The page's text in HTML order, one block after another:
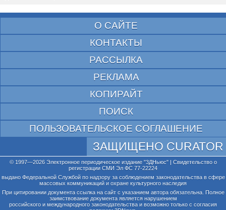
О САЙТЕ
КОНТАКТЫ
РАССЫЛКА
РЕКЛАМА
КОПИРАЙТ
ПОИСК
ПОЛЬЗОВАТЕЛЬСКОЕ СОГЛАШЕНИЕ
ЗАЩИЩЕНО CURATOR
© 1997—2026 Электронное периодическое издание "3ДНьюс" | Свидетельство о
регистрации СМИ Эл ФС 77-22224
выдано Федеральной Службой по надзору за соблюдением законодательства в сфере
массовых коммуникаций и охране культурного наследия
При цитировании документа ссылка на сайт с указанием автора обязательна. Полное
заимствование документа является нарушением
российского и международного законодательства и возможно только с согласия